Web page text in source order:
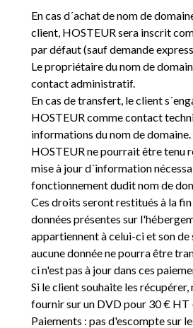
En cas d´achat de nom de
client, HOSTEUR sera inscrit
par défaut (sauf demande
Le propriétaire du nom de
contact administratif.
En cas de transfert, le client
HOSTEUR comme contact
informations du nom de
HOSTEUR ne pourrait être tenu
mise à jour d´information
fonctionnement dudit nom de
Ces droits seront restitués à la
données présentes sur
appartiennent à celui-ci et son
aucune donnée ne pourra être
ci n'est pas à jour dans ces
Si le client souhaite les
fournir sur un DVD pour 30 € HT
Paiements : pas d'escompte sur